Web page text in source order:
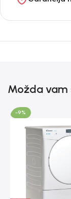
Možda vam
-9%